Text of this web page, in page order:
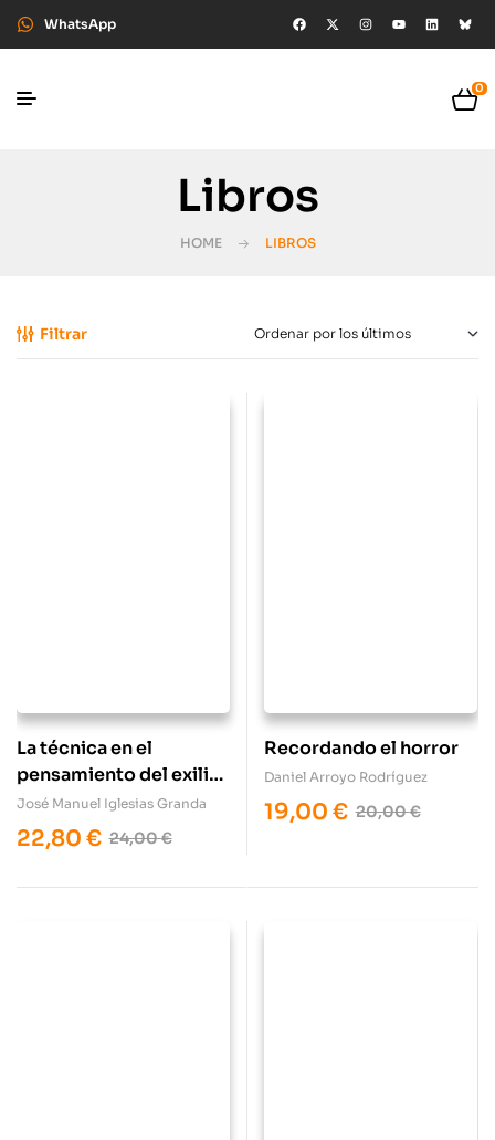
WhatsApp
0
Libros
HOME LIBROS
Filtrar
La técnica en el
pensamiento del exilio
republicano
José Manuel Iglesias Granda
24,00€
22,80 €
Recordando el horror
Daniel Arroyo Rodríguez
20,00€
19,00 €